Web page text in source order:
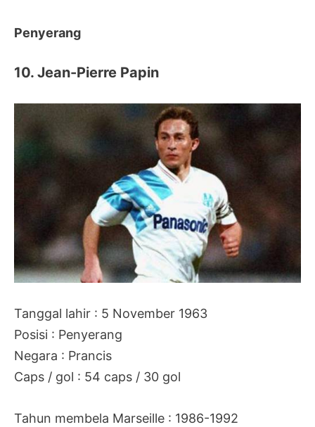
Penyerang
10. Jean-Pierre Papin
Tanggal lahir : 5 November 1963
Posisi : Penyerang
Negara : Prancis
Caps / gol : 54 caps / 30 gol
Tahun membela Marseille : 1986-1992